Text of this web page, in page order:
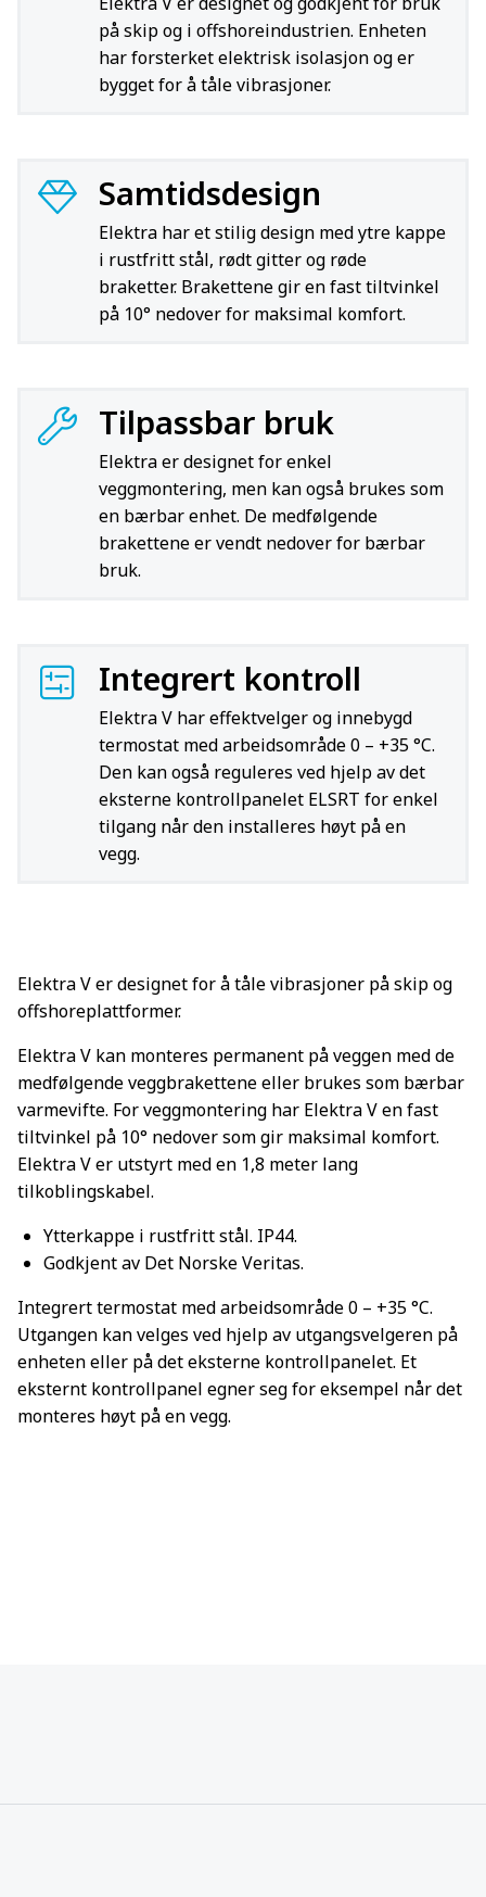
på skip og i offshoreindustrien. Enheten
har forsterket elektrisk isolasjon og er
bygget for å tåle vibrasjoner.
Samtidsdesign
Elektra har et stilig design med ytre kappe
i rustfritt stål, rødt gitter og røde
braketter. Brakettene gir en fast tiltvinkel
på 10° nedover for maksimal komfort.
Tilpassbar bruk
Elektra er designet for enkel
veggmontering, men kan også brukes som
en bærbar enhet. De medfølgende
brakettene er vendt nedover for bærbar
bruk.
Integrert kontroll
Elektra V har effektvelger og innebygd
termostat med arbeidsområde 0 – +35 °C.
Den kan også reguleres ved hjelp av det
eksterne kontrollpanelet ELSRT for enkel
tilgang når den installeres høyt på en
vegg.
Elektra V er designet for å tåle vibrasjoner på skip og
offshoreplattformer.
Elektra V kan monteres permanent på veggen med de
medfølgende veggbrakettene eller brukes som bærbar
varmevifte. For veggmontering har Elektra V en fast
tiltvinkel på 10° nedover som gir maksimal komfort.
Elektra V er utstyrt med en 1,8 meter lang
tilkoblingskabel.
Ytterkappe i rustfritt stål. IP44.
Godkjent av Det Norske Veritas.
Integrert termostat med arbeidsområde 0 – +35 °C.
Utgangen kan velges ved hjelp av utgangsvelgeren på
enheten eller på det eksterne kontrollpanelet. Et
eksternt kontrollpanel egner seg for eksempel når det
monteres høyt på en vegg.